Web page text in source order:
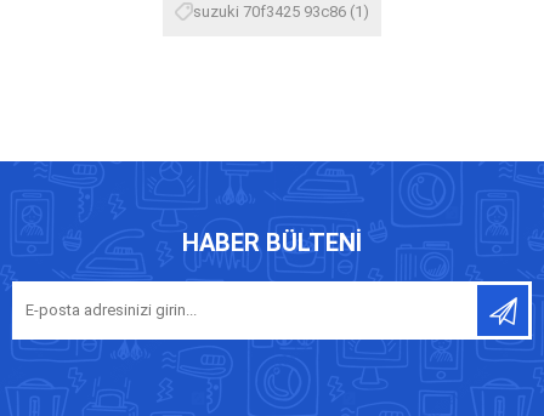
suzuki 70f3425 93c86 (1)
HABER BÜLTENI